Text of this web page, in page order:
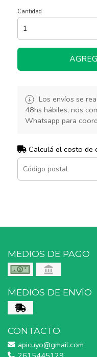
Cantidad
Los envíos se
48hs hábiles, nos
Whatsapp para
Calculá el costo de
MEDIOS DE PAGO
MEDIOS DE ENVÍO
CONTACTO
apicuyo@gmail.com